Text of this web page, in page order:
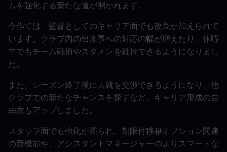
ムを強化する新たな道が開かれます。
今作では、監督としてのキャリア面でも改良が加えられて
います。クラブ内の出来事への対応の幅が増えたり、休暇
中でもチーム戦術やスタメンを維持できるようになりまし
た。
また、シーズン終了後に去就を交渉できるようになり、他
クラブでの新たなチャンスを探すなど、キャリア形成の自
由度もアップしました。
スタッフ面でも強化が図られ、期限付移籍オプション関連
の新機能や、アシスタントマネージャーのよりスマートな